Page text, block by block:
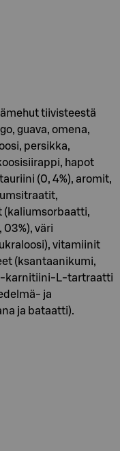
tiivisteestä
guava, omena,
persikka,
hapot
(0, 4%), aromit,
(kaliumsorbaatti,
väri
vitamiinit
(ksantaanikumi,
karnitiini-L-tartraatti
ja
ja bataatti).